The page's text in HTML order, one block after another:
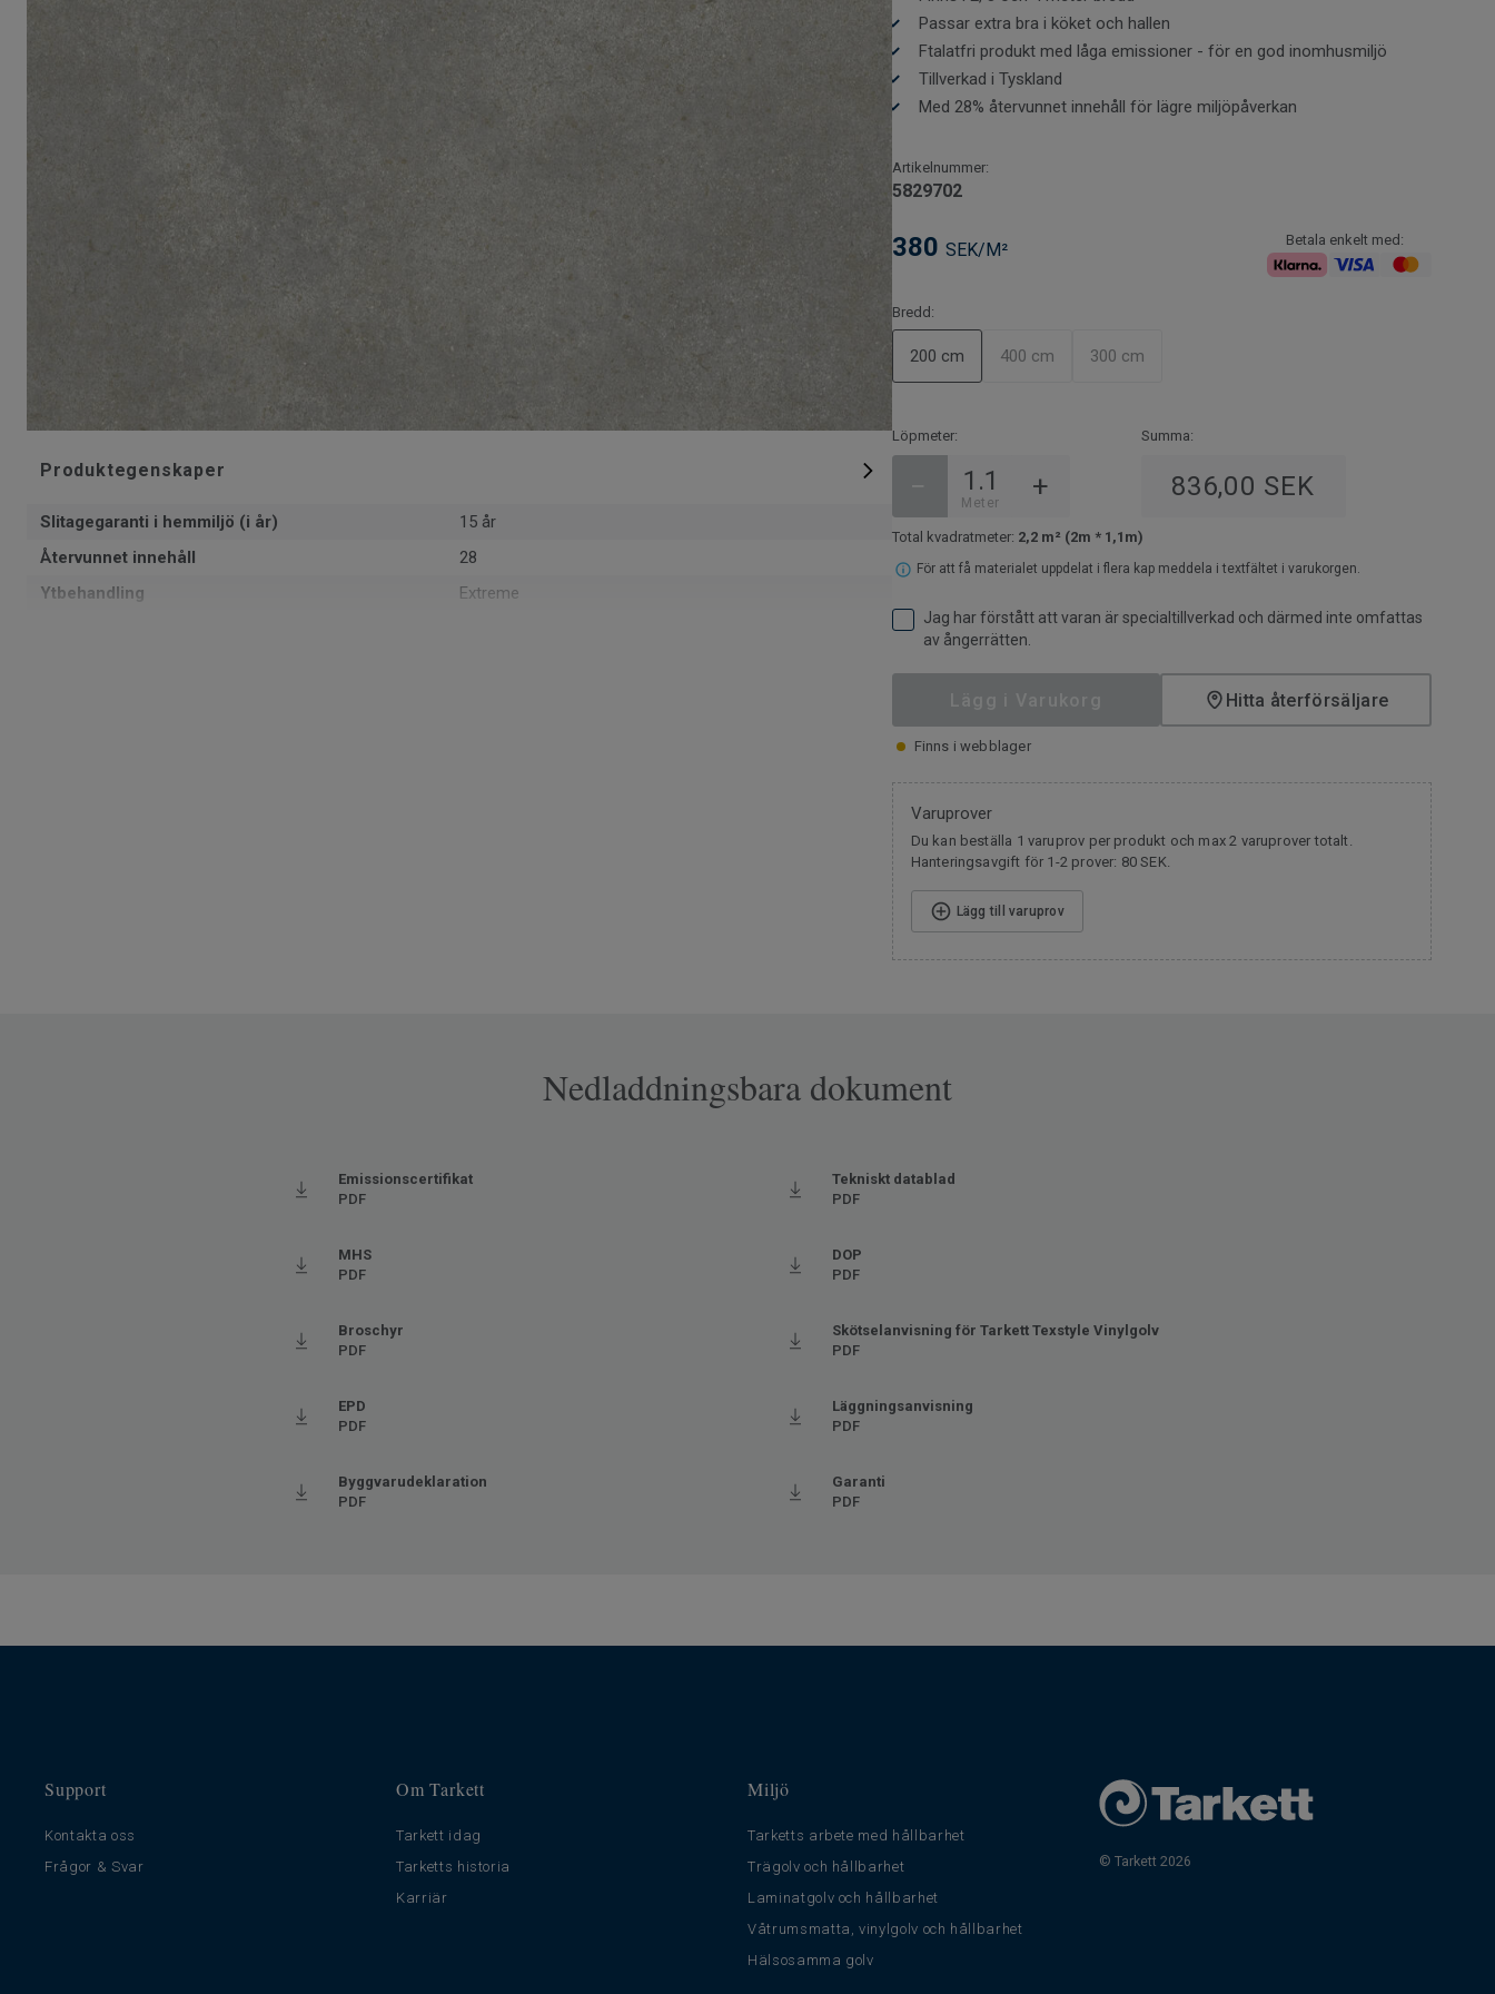
Produktegenskaper
Slitagegaranti i hemmiljö (i år)
15 år
Återvunnet innehåll
28
Ytbehandling
Extreme
100% Ftalatfri
Vad är viktigt att tänka på vid köp av vinylmatta?
Passar extra bra i köket och hallen
Ftalatfri produkt med låga emissioner - för en god inomhusmiljö
Tillverkad i Tyskland
Med 28% återvunnet innehåll för lägre miljöpåverkan
Artikelnummer:
5829702
380 SEK/M² Betala enkelt med:
Bredd:
200 cm 400 cm 300 cm
Löpmeter:
Meter +
Summa:
836,00 SEK
Total kvadratmeter: 2,2 m² (2m * 1,1m)
För att få materialet uppdelat i flera kap meddela i textfältet i varukorgen.
Jag har förstått att varan är specialtillverkad och därmed inte omfattas
av ångerrätten.
Hitta återförsäljare
Finns i webblager
Varuprover
Du kan beställa 1 varuprov per produkt och max 2 varuprover totalt.
Hanteringsavgift för 1-2 prover: 80 SEK.
Lägg till varuprov
Nedladdningsbara dokument
Emissionscertifikat
PDF
Tekniskt datablad
PDF
MHS
PDF
DOP
PDF
Broschyr
PDF
Skötselanvisning för Tarkett Texstyle Vinylgolv
PDF
EPD
PDF
Läggningsanvisning
PDF
Byggvarudeklaration
PDF
Garanti
PDF
Support
Kontakta oss
Frågor & Svar
Om Tarkett
Tarkett idag
Tarketts historia
Karriär
Miljö
Tarketts arbete med hållbarhet
Trägolv och hållbarhet
Laminatgolv och hållbarhet
Våtrumsmatta, vinylgolv och hållbarhet
Hälsosamma golv
© Tarkett 2026